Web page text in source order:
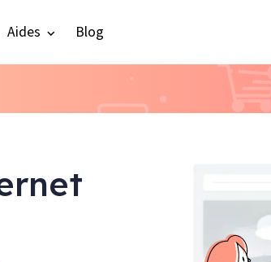
Aides Blog